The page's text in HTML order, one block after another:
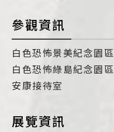
參觀資訊
白色恐怖景美紀念園區
白色恐怖綠島紀念園區
安康接待室
展覽資訊